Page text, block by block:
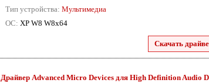
Тип устройства: Мультимедиа
ОС: XP W8 W8x64
Скачать
Драйвер Advanced Micro Devices для High Definition Audio